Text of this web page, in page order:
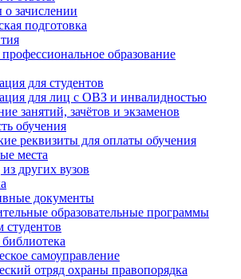
зачислении
подготовка
образование
для студентов
для лиц с ОВЗ и инвалидностью
занятий, зачётов и экзаменов
обучения
реквизиты для оплаты обучения
места
других вузов
документы
образовательные программы
самоуправление
отряд охраны правопорядка